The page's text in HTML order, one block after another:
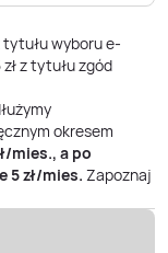
wyboru e-
z tytułu zgód
okresem
mies., a po
5zł/mies. Zapoznaj